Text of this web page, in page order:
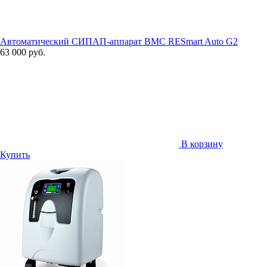
Автоматический СИПАП-аппарат BMC RESmart Auto G2
63 000 руб.
В корзину
Купить